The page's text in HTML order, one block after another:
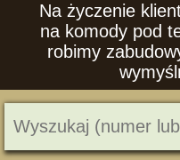
Na życzenie
na komody pod
robimy